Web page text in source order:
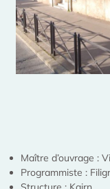
Maître d’ouvrage :
Programmiste :